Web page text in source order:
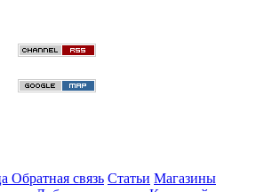
Обратная связь Статьи Магазины